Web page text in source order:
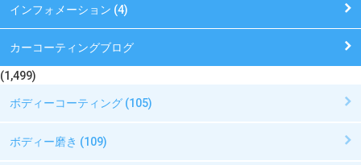
インフォメーション (4)
カーコーティングブログ
(1,499)
ボディーコーティング (105)
ボディー磨き (109)